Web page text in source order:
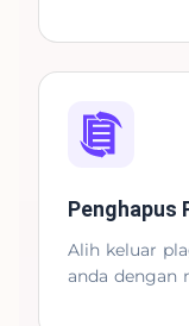
Penghapus
Alih keluar
anda dengan